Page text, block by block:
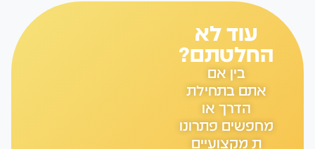
עוד לא
החלטתם?
בין אם
אתם בתחילת
הדרך או
מחפשים פתרונו
ת מקצועיים